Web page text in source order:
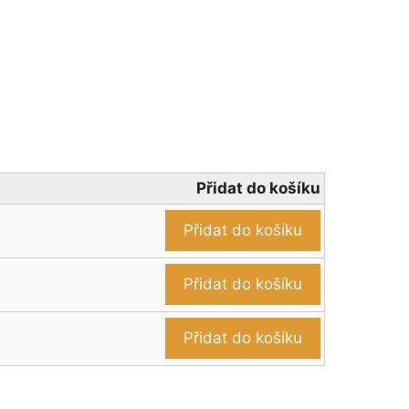
Přidat do košíku
Přidat do košíku
Přidat do košíku
Přidat do košíku